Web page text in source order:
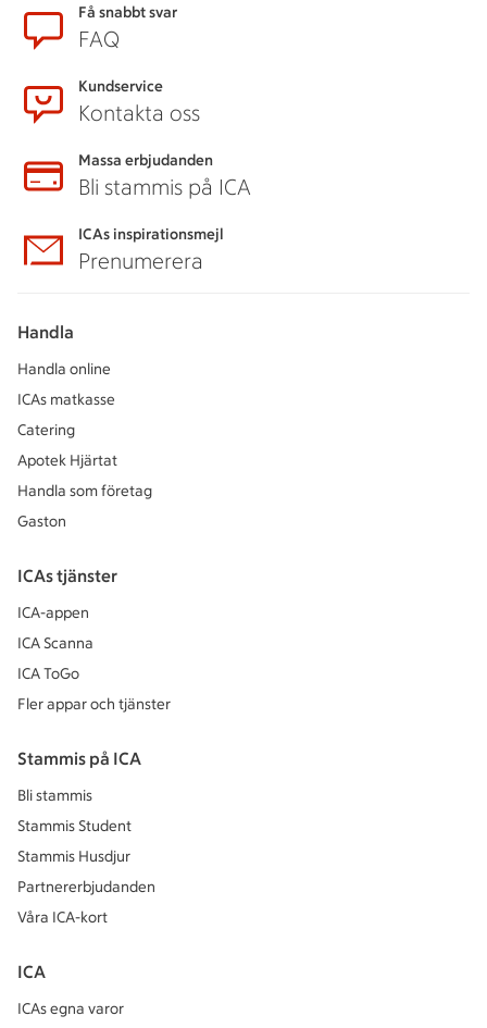
SidfotFå snabbt svar
FAQ
Kundservice
Kontakta oss
Massa erbjudanden
Bli stammis på ICA
ICAs inspirationsmejl
Prenumerera
Handla
Handla online
ICAs matkasse
Catering
Apotek Hjärtat
Handla som företag
Gaston
ICAs tjänster
ICA-appen
ICA Scanna
ICA ToGo
Fler appar och tjänster
Stammis på ICA
Bli stammis
Stammis Student
Stammis Husdjur
Partnererbjudanden
Våra ICA-kort
ICA
ICAs egna varor